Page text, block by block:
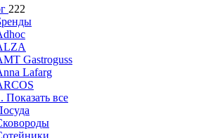
222
Gastroguss
Lafarg
Показать все